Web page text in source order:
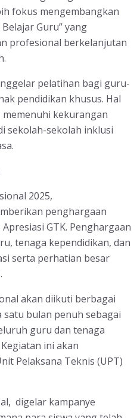
fokus mengembangkan
Guru” yang
profesional berkelanjutan
pelatihan bagi guru-
pendidikan khusus. Hal
kekurangan
sekolah-sekolah inklusi
2025,
penghargaan
GTK. Penghargaan
tenaga kependidikan, dan
serta perhatian besar
akan diikuti berbagai
bulan penuh sebagai
guru dan tenaga
ini akan
Pelaksana Teknis (UPT)
digelar kampanye